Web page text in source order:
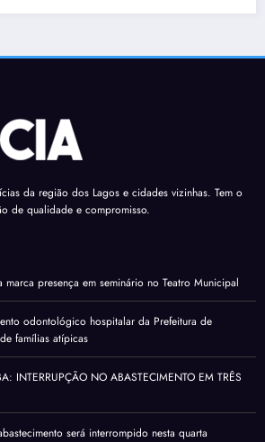
da região dos Lagos e cidades vizinhas. Tem o
de qualidade e compromisso.
marca presença em seminário no Teatro Municipal
odontológico hospitalar da Prefeitura de
famílias atípicas
INTERRUPÇÃO NO ABASTECIMENTO EM TRÊS
será interrompido nesta quarta